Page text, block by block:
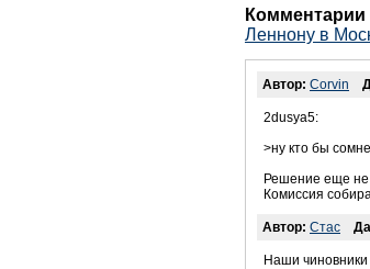
Комментарии
Леннону в
Автор: Corvin
2dusya5:
>ну кто бы
Решение еще не
Комиссия
Автор: Стас
Наши